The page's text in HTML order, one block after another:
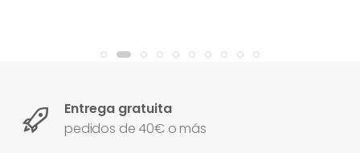
Entrega gratuita
pedidos de 40€ o más